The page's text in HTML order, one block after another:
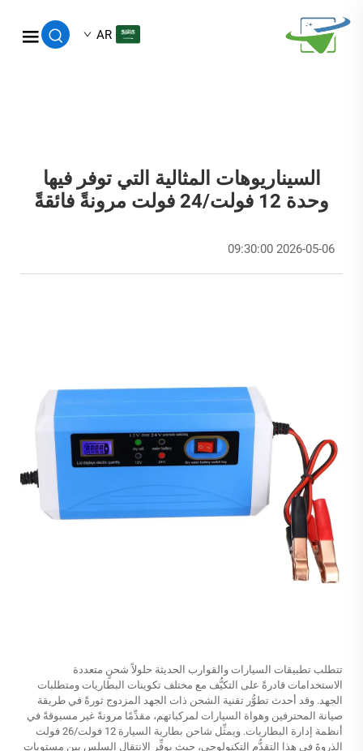
AR
السيناريوهات المثالية التي توفر فيها
وحدة 12 فولت/24 فولت مرونةً فائقةً
2026-05-06 09:30:00
تتطلب تطبيقات السيارات والقوارب الحديثة حلولاً شحنٍ متعددة
الاستخدامات قادرةً على التكيُّف مع مختلف تكوينات البطاريات ومتطلبات
الجهد. وقد أحدث تطوُّر تقنية الشحن ذات الجهد المزدوج ثورةً في طريقة
صيانة المحترفين وهواة السيارات لمركباتهم، مقدِّمًا مرونةً غير مسبوقةً في
أنظمة إدارة البطاريات. ويمثِّل شاحن بطارية السيارة 12 فولت/26 فولت
الذروةَ في هذا التقدُّم التكنولوجي، حيث يوفِّر الانتقال السلس بين مستويات